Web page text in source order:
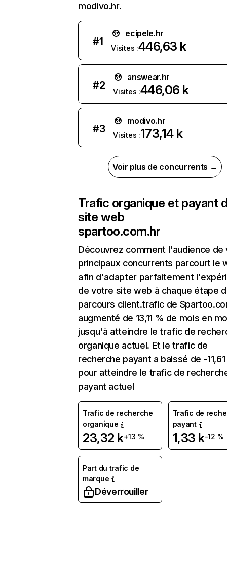
modivo.hr.
#1
ecipele.hr
Visites :446,63 k
#2
answear.hr
Visites :446,06 k
#3
modivo.hr
Visites :173,14 k
Voir plus de concurrents →
Trafic organique et payant
site web
spartoo.com.hr
Découvrez comment l'audience de
principaux concurrents parcourt le
afin d'adapter parfaitement
de votre site web à chaque étape
parcours client.trafic de
augmenté de 13,11 % de mois en
jusqu'à atteindre le trafic de
organique actuel. Et le trafic de
recherche payant a baissé de -
pour atteindre le trafic de
payant actuel
Trafic de recherche
organique
23,32 k+13 %
Trafic de
payant
1,33 k-12 %
Part du trafic de
marque
Déverrouiller